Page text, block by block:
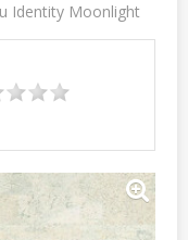
Identity Moonlight